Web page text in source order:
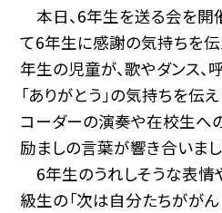
本日、6年生を送る会を開
て6年生に感謝の気持ちを伝
年生の児童が、歌やダンス
「ありがとう」の気持ちを伝
コーダーの演奏や在校生へ
励ましの言葉が響き合いまし
6年生のうれしそうな表情
級生の「次は自分たちがが